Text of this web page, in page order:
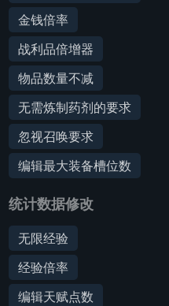
金钱倍率
战利品倍增器
物品数量不减
无需炼制药剂的要求
忽视召唤要求
编辑最大装备槽位数
统计数据修改
无限经验
经验倍率
编辑天赋点数